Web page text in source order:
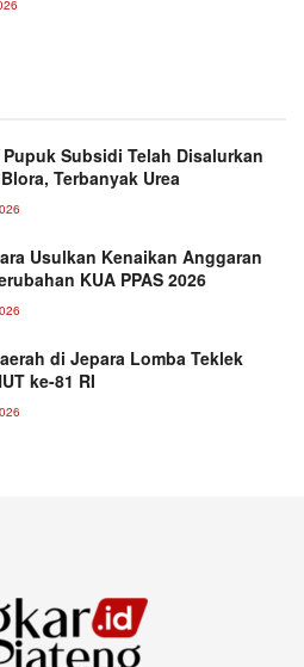
Subsidi Telah Disalurkan
Terbanyak Urea
Usulkan Kenaikan Anggaran
KUA PPAS 2026
di Jepara Lomba Teklek
ke-81 RI